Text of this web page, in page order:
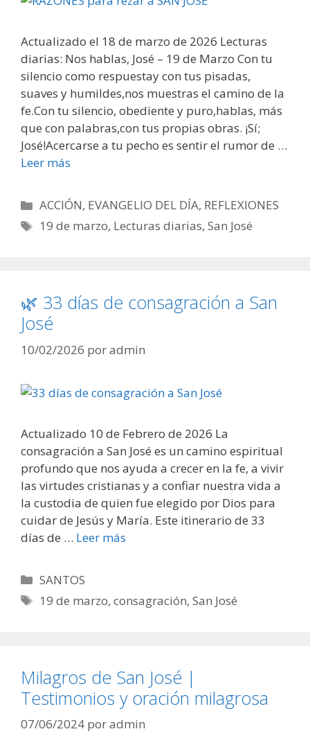
Actualizado el 18 de marzo de 2026 Lecturas
diarias: Nos hablas, José – 19 de Marzo Con tu
silencio como respuestay con tus pisadas,
suaves y humildes,nos muestras el camino de la
fe.Con tu silencio, obediente y puro,hablas, más
que con palabras,con tus propias obras. ¡Sí;
José!Acercarse a tu pecho es sentir el rumor de …
Leer más
Categorías
ACCIÓN, EVANGELIO DEL DÍA, REFLEXIONES
Etiquetas
19 de marzo, Lecturas diarias,San José
🌿 33 días de consagración a San
José
10/02/2026 poradmin
Actualizado 10 de Febrero de 2026 La
consagración a San José es un camino espiritual
profundo que nos ayuda a crecer en la fe, a vivir
las virtudes cristianas y a confiar nuestra vida a
la custodia de quien fue elegido por Dios para
cuidar de Jesús y María. Este itinerario de 33
días de … Leer más
Categorías
SANTOS
Etiquetas
19 de marzo,consagración,San José
Milagros de San José |
Testimonios y oración milagrosa
07/06/2024 poradmin